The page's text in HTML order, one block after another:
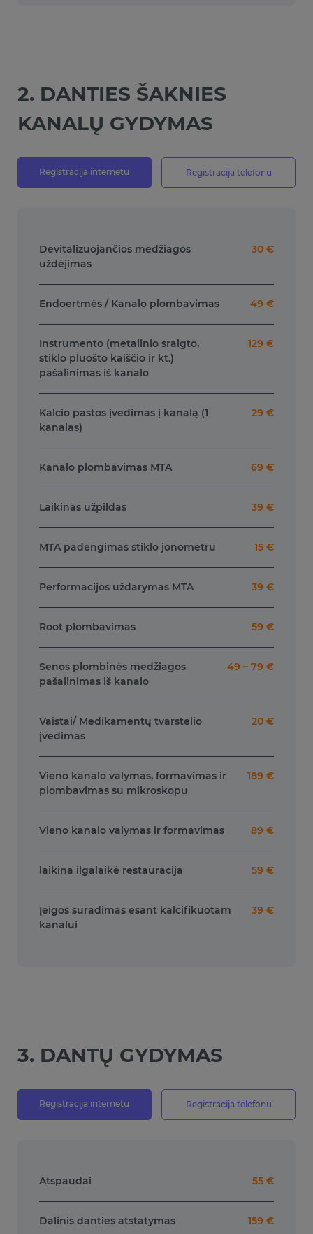
2. DANTIES ŠAKNIES
KANALŲ GYDYMAS
Registracija internetu Registracija telefonu
Devitalizuojančios medžiagos
uždėjimas
30 €
Endoertmės / Kanalo plombavimas 49 €
Instrumento (metalinio sraigto,
stiklo pluošto kaiščio ir kt.)
pašalinimas iš kanalo
129 €
Kalcio pastos įvedimas į kanalą (1
kanalas)
29 €
Kanalo plombavimas MTA 69 €
Laikinas užpildas 39 €
MTA padengimas stiklo jonometru 15 €
Performacijos uždarymas MTA 39 €
Root plombavimas 59 €
Senos plombinės medžiagos
pašalinimas iš kanalo
49 – 79 €
Vaistai/ Medikamentų tvarstelio
įvedimas
20 €
Vieno kanalo valymas, formavimas ir
plombavimas su mikroskopu
189 €
Vieno kanalo valymas ir formavimas 89 €
laikina ilgalaikė restauracija 59 €
Įeigos suradimas esant kalcifikuotam
kanalui
39 €
3. DANTŲ GYDYMAS
Registracija internetu Registracija telefonu
Atspaudai 55 €
Dalinis danties atstatymas 159 €